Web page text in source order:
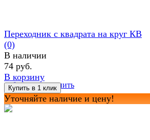
избранное сравнить
Переходник с квадрата на круг КВ
(0)
В наличии
74 руб.
В корзину
Уточняйте наличие и цену!